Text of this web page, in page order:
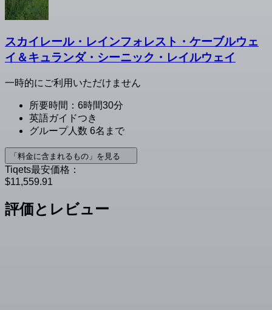
スカイレール・レインフォレスト・ケーブルウェ
イ＆キュランダ・シーニック・レイルウェイ
一時的にご利用いただけません
所要時間：6時間30分
英語ガイドつき
グループ人数 6名まで
「料金に含まれるもの」を見る
Tiqets最安価格：
$11,559.91
評価とレビュー